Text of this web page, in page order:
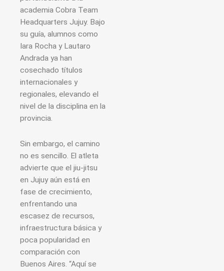
academia Cobra Team
Headquarters Jujuy. Bajo
su guía, alumnos como
Iara Rocha y Lautaro
Andrada ya han
cosechado títulos
internacionales y
regionales, elevando el
nivel de la disciplina en la
provincia.
Sin embargo, el camino
no es sencillo. El atleta
advierte que el jiu-jitsu
en Jujuy aún está en
fase de crecimiento,
enfrentando una
escasez de recursos,
infraestructura básica y
poca popularidad en
comparación con
Buenos Aires. “Aquí se